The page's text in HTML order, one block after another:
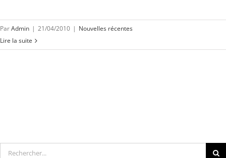
ParAdmin | 21/04/2010 | Nouvelles récentes
Lire la suite
Rechercher